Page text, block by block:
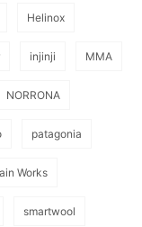
Helinox
injinji MMA
NORRONA
patagonia
Works
smartwool